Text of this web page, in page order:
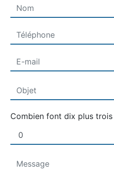
Combien font dix plus trois